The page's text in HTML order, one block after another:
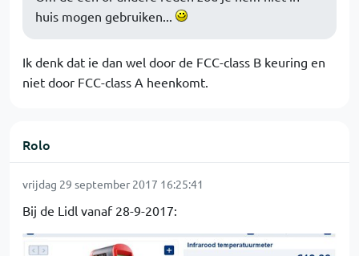
huis mogen gebruiken...
Ik denk dat ie dan wel door de FCC-class B keuring en
niet door FCC-class A heenkomt.
Rolo
vrijdag 29 september 2017 16:25:41
Bij de Lidl vanaf 28-9-2017: